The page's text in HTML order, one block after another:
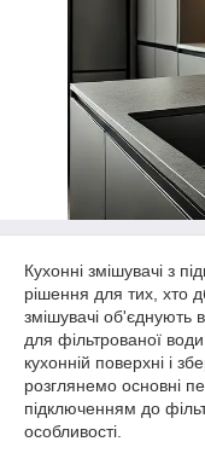
Кухонні змішувачі з
рішення для тих, хто
змішувачі об'єднують
для фільтрованої
кухонній поверхні і
розглянемо основні
підключенням до
особливості.